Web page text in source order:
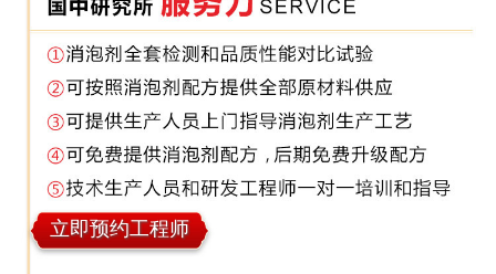
立即预约工程师